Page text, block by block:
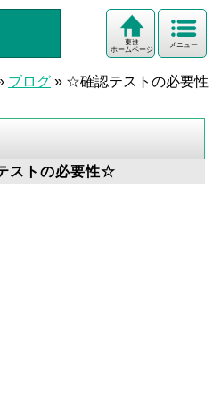
メニュー
東進
ホームページ
ブログ » ☆確認テストの必要性
ストの必要性☆